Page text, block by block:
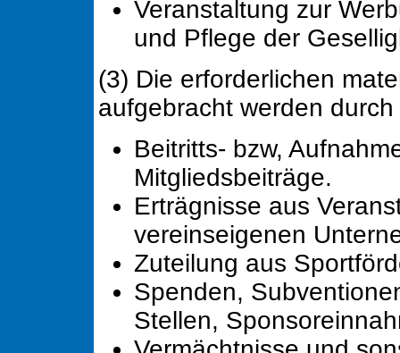
Veranstaltung zur
und Pflege der
(3) Die erforderlichen
aufgebracht werden durch
Beitritts- bzw,
Mitgliedsbeiträge.
Erträgnisse aus
vereinseigenen
Zuteilung aus
Spenden,
Stellen,